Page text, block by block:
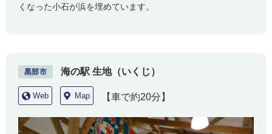
くなった小石が浜を埋めています。
黒部市 海の駅 生地（いくじ）
Web Map 【車で約20分】